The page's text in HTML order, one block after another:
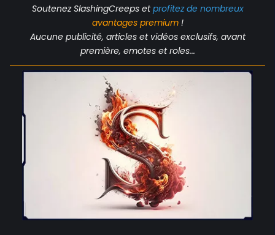
Soutenez SlashingCreeps etprofitez de nombreux
avantagespremium!
Aucune publicité, articles et vidéos exclusifs, avant
première, emotes et roles...